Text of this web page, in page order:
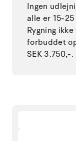
Ingen
alle er 15-25
Rygning
forbuddet
SEK 3.750,-.